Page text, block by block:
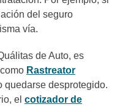
del seguro
vía.
de Auto, es
como Rastreator
quedarse desprotegido.
el cotizador de